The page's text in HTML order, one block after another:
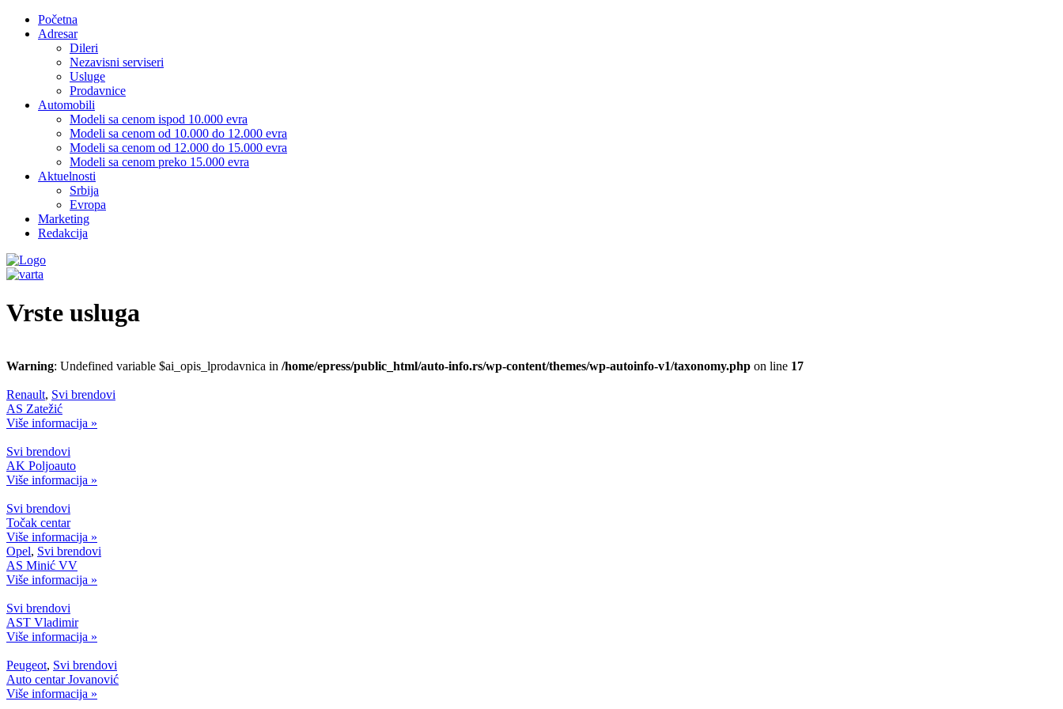
Početna
Adresar
Dileri
Nezavisni serviseri
Usluge
Prodavnice
Automobili
Modeli sa cenom ispod 10.000 evra
Modeli sa cenom od 10.000 do 12.000 evra
Modeli sa cenom od 12.000 do 15.000 evra
Modeli sa cenom preko 15.000 evra
Aktuelnosti
Srbija
Evropa
Marketing
Redakcija
Vrste usluga
Warning: Undefined variable $ai_opis_lprodavnica in /home/epress/public_html/auto-info.rs/wp-content/themes/wp-autoinfo-v1/taxonomy.php on line 17
Renault, Svi brendovi
AS Zatežić
Više informacija »
Svi brendovi
AK Poljoauto
Više informacija »
Svi brendovi
Točak centar
Više informacija »
Opel, Svi brendovi
AS Minić VV
Više informacija »
Svi brendovi
AST Vladimir
Više informacija »
Peugeot, Svi brendovi
Auto centar Jovanović
Više informacija »